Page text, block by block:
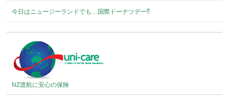
今日はニュージーランドでも…国際ドーナツデー⁉︎
NZ渡航に安心の保険